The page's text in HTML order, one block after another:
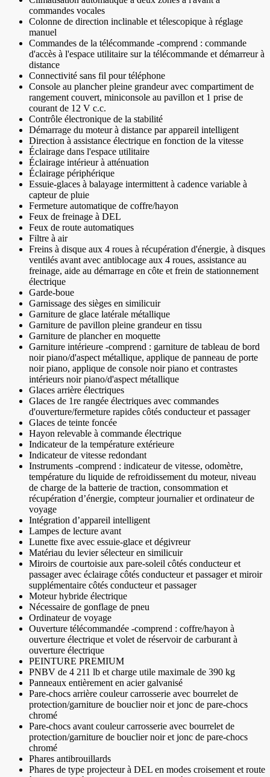
commandes vocales
Colonne de direction inclinable et télescopique à réglage
manuel
Commandes de la télécommande -comprend : commande
d'accès à l'espace utilitaire sur la télécommande et démarreur à
distance
Connectivité sans fil pour téléphone
Console au plancher pleine grandeur avec compartiment de
rangement couvert, miniconsole au pavillon et 1 prise de
courant de 12 V c.c.
Contrôle électronique de la stabilité
Démarrage du moteur à distance par appareil intelligent
Direction à assistance électrique en fonction de la vitesse
Éclairage dans l'espace utilitaire
Éclairage intérieur à atténuation
Éclairage périphérique
Essuie-glaces à balayage intermittent à cadence variable à
capteur de pluie
Fermeture automatique de coffre/hayon
Feux de freinage à DEL
Feux de route automatiques
Filtre à air
Freins à disque aux 4 roues à récupération d'énergie, à disques
ventilés avant avec antiblocage aux 4 roues, assistance au
freinage, aide au démarrage en côte et frein de stationnement
électrique
Garde-boue
Garnissage des sièges en similicuir
Garniture de glace latérale métallique
Garniture de pavillon pleine grandeur en tissu
Garniture de plancher en moquette
Garniture intérieure -comprend : garniture de tableau de bord
noir piano/d'aspect métallique, applique de panneau de porte
noir piano, applique de console noir piano et contrastes
intérieurs noir piano/d'aspect métallique
Glaces arrière électriques
Glaces de 1re rangée électriques avec commandes
d'ouverture/fermeture rapides côtés conducteur et passager
Glaces de teinte foncée
Hayon relevable à commande électrique
Indicateur de la température extérieure
Indicateur de vitesse redondant
Instruments -comprend : indicateur de vitesse, odomètre,
température du liquide de refroidissement du moteur, niveau
de charge de la batterie de traction, consommation et
récupération d’énergie, compteur journalier et ordinateur de
voyage
Intégration d’appareil intelligent
Lampes de lecture avant
Lunette fixe avec essuie-glace et dégivreur
Matériau du levier sélecteur en similicuir
Miroirs de courtoisie aux pare-soleil côtés conducteur et
passager avec éclairage côtés conducteur et passager et miroir
supplémentaire côtés conducteur et passager
Moteur hybride électrique
Nécessaire de gonflage de pneu
Ordinateur de voyage
Ouverture télécommandée -comprend : coffre/hayon à
ouverture électrique et volet de réservoir de carburant à
ouverture électrique
PEINTURE PREMIUM
PNBV de 4 211 lb et charge utile maximale de 390 kg
Panneaux entièrement en acier galvanisé
Pare-chocs arrière couleur carrosserie avec bourrelet de
protection/garniture de bouclier noir et jonc de pare-chocs
chromé
Pare-chocs avant couleur carrosserie avec bourrelet de
protection/garniture de bouclier noir et jonc de pare-chocs
chromé
Phares antibrouillards
Phares de type projecteur à DEL en modes croisement et route